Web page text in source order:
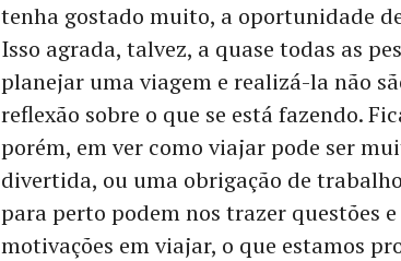
tenha gostado muito, a oportunidade
Isso agrada, talvez, a quase todas as
planejar uma viagem e realizá-la não
reflexão sobre o que se está fazendo.
porém, em ver como viajar pode ser
divertida, ou uma obrigação de
para perto podem nos trazer questões
motivações em viajar, o que estamos